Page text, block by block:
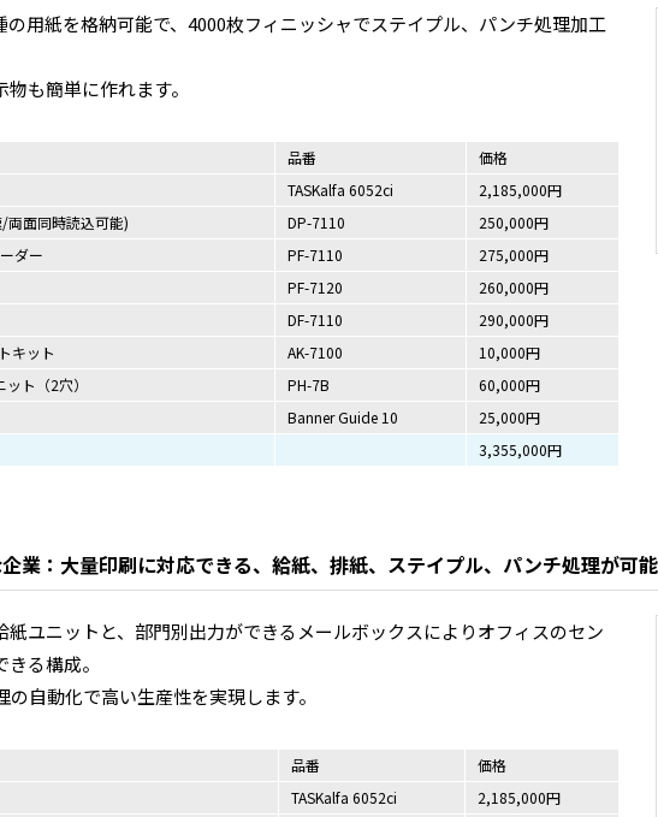
の用紙を格納可能で、4000枚フィニッシャでステイプル、パンチ処理加工
も簡単に作れます。
品番
価格
TASKalfa 6052ci
2,185,000円
両面同時読込可能)
DP-7110
250,000円
ダー
PF-7110
275,000円
PF-7120
260,000円
DF-7110
290,000円
キット
AK-7100
10,000円
ト（2穴）
PH-7B
60,000円
Banner Guide 10
25,000円
3,355,000円
業：大量印刷に対応できる、給紙、排紙、ステイプル、パンチ処理が可
紙ユニットと、部門別出力ができるメールボックスによりオフィスのセン
る構成。
自動化で高い生産性を実現します。
品番
価格
TASKalfa 6052ci
2,185,000円